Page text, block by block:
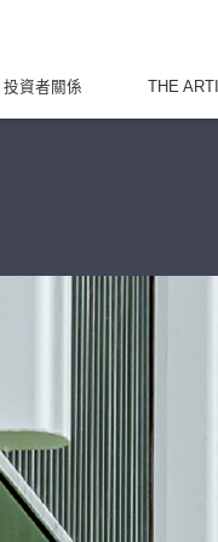
投資者關係 THE